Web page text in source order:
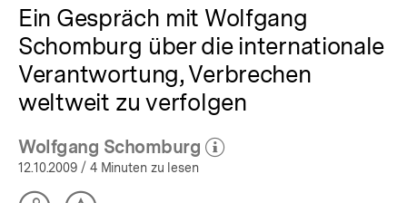
Ein Gespräch mit Wolfgang
Schomburg über die internationale
Verantwortung, Verbrechen
weltweit zu verfolgen
Wolfgang Schomburg
(Mehr zum Autor)
12.10.2009 / 4 Minuten zu lesen